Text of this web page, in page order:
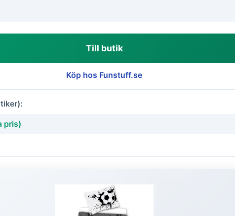
Till butik
Köp hos Funstuff.se
pris)